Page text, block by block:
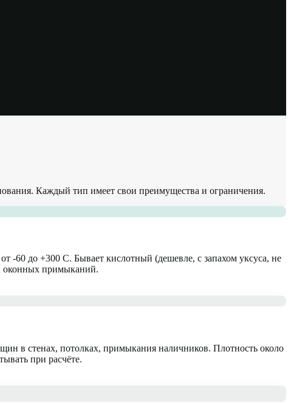
Каждый тип имеет свои преимущества и ограничения.
-60 до +300 C. Бывает кислотный (дешевле, с запахом уксуса, не
оконных примыканий.
в стенах, потолках, примыкания наличников. Плотность около
при расчёте.